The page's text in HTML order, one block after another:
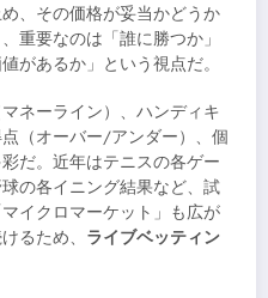
、その価格が妥当かどうか
重要なのは「誰に勝つか」
があるか」という視点だ。
ネーライン）、ハンディキ
（オーバー/アンダー）、個
だ。近年はテニスの各ゲー
の各イニング結果など、試
イクロマーケット」も広が
るため、 ライブベッティン